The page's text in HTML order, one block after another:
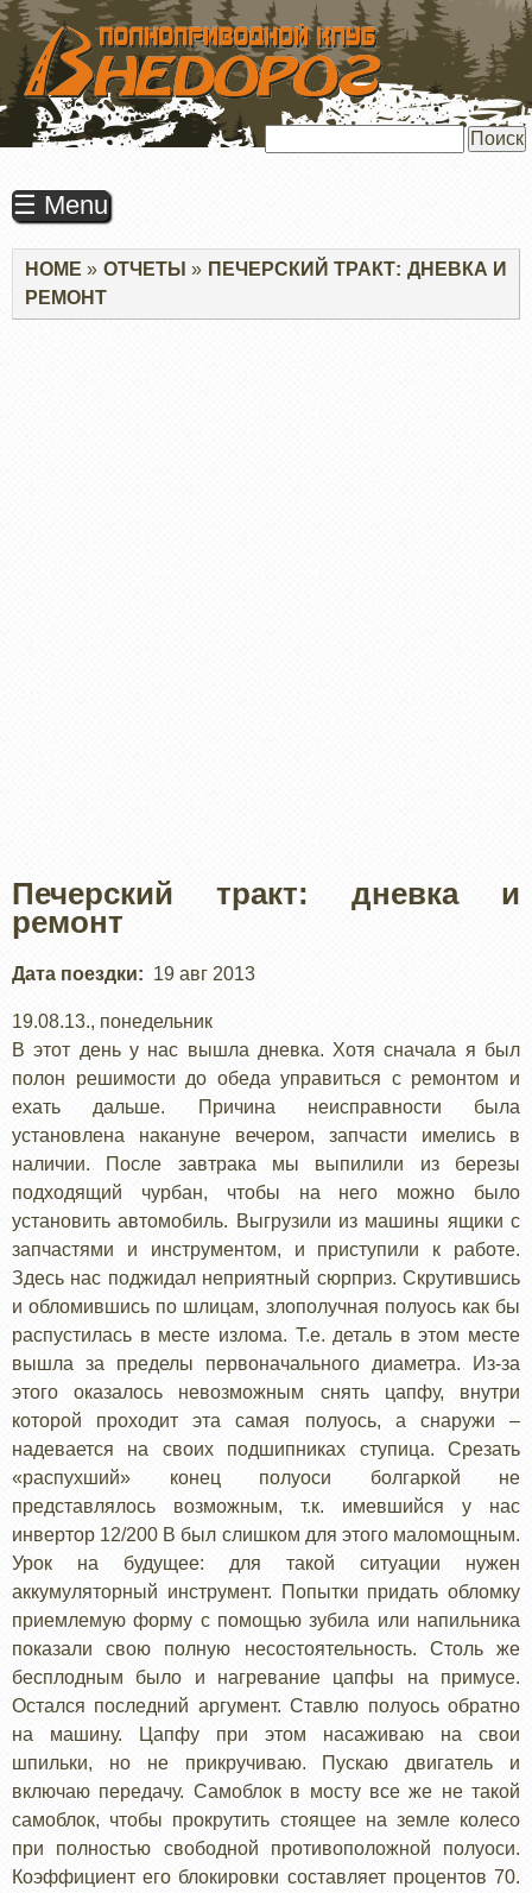
ПЕРЕЙТИ
ОСНОВНОМУ
СОДЕРЖАНИЮ
☰ Menu
Строка
навигации
HOME ОТЧЕТЫ
ПЕЧЕРСКИЙ ТРАКТ: ДНЕВКА И
РЕМОНТ
Печерский тракт: дневка и
ремонт
Дата поездки 19 авг 2013
19.08.13., понедельник
В этот день у нас вышла дневка. Хотя сначала я был
полон решимости до обеда управиться с ремонтом и
ехать дальше. Причина неисправности была
установлена накануне вечером, запчасти имелись в
наличии. После завтрака мы выпилили из березы
подходящий чурбан, чтобы на него можно было
установить автомобиль. Выгрузили из машины ящики с
запчастями и инструментом, и приступили к работе.
Здесь нас поджидал неприятный сюрприз. Скрутившись
и обломившись по шлицам, злополучная полуось как бы
распустилась в месте излома. Т.е. деталь в этом месте
вышла за пределы первоначального диаметра. Из-за
этого оказалось невозможным снять цапфу, внутри
которой проходит эта самая полуось, а снаружи –
надевается на своих подшипниках ступица. Срезать
«распухший» конец полуоси болгаркой не
представлялось возможным, т.к. имевшийся у нас
инвертор 12/200 В был слишком для этого маломощным.
Урок на будущее: для такой ситуации нужен
аккумуляторный инструмент. Попытки придать обломку
приемлемую форму с помощью зубила или напильника
показали свою полную несостоятельность. Столь же
бесплодным было и нагревание цапфы на примусе.
Остался последний аргумент. Ставлю полуось обратно
на машину. Цапфу при этом насаживаю на свои
шпильки, но не прикручиваю. Пускаю двигатель и
включаю передачу. Самоблок в мосту все же не такой
самоблок, чтобы прокрутить стоящее на земле колесо
при полностью свободной противоположной полуоси.
Коэффициент его блокировки составляет процентов 70.